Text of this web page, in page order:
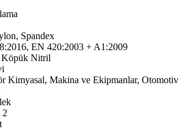
Spandex
EN 420:2003 + A1:2009
Köpük Nitril
Kimyasal, Makina ve Ekipmanlar, Otomotiv
2